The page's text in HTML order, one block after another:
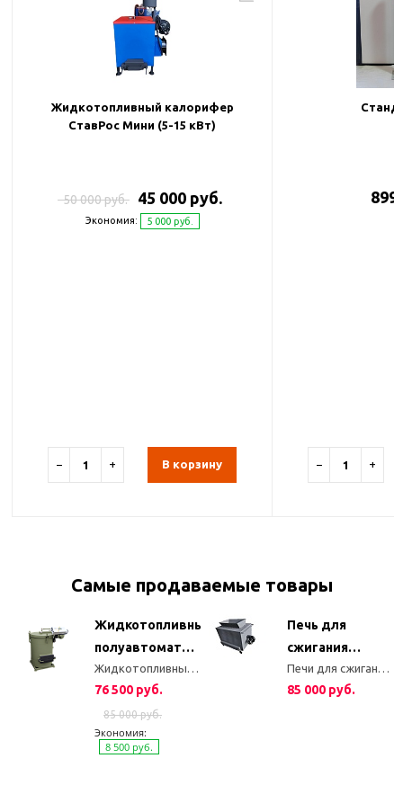
Жидкотопливный калорифер
СтавРос Мини (5-15 кВт)
50 000 руб. 45 000 руб.
Экономия: 5 000 руб.
− + В корзину
899
− +
Самые продаваемые товары
Жидкотопливный
полуавтоматический
котел КДО 1 (15
кВт)
Жидкотопливные котлы
76 500 руб.
85 000 руб.
Экономия:
8 500 руб.
Печь для
сжигания
садового
мусора
Печи для сжигания мусора
85 000 руб.